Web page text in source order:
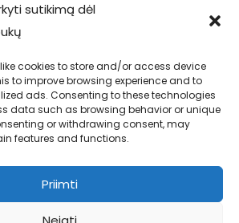
sutikimą dėl
cookies to store and/or access device
to improve browsing experience and to
ads. Consenting to these technologies
data such as browsing behavior or unique
or withdrawing consent, may
features and functions.
Priimti